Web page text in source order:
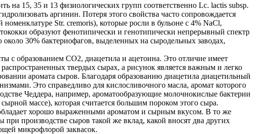
на 15, 35 и 13 физиологических групп соответственно Lc. lactis subsp.
аргинин. Потеря этого свойства часто сопровождается
Str. cremoris), которые росли в бульоне с 4% NaCl,
образуют фенотипически и генотипически непрерывный спектр
30% бактериофагов, выделенных на сыродельных заводах,
с образованием CO2, диацетила и ацетоина. Это отличие имеет
твердых сырах, а рисунок является важным и легко
аромата сыров. Благодаря образованию диацетила диацетильный
Это справедливо для кислосливочного масла, аромат которого
Чеддера, например, ароматообразующие молочнокислые бактерии
массе), которая считается большим пороком этого сыра.
хорошо выраженными ароматом и сырным вкусом. В то же
производстве сыров такой же вклад, какой вносят два других
микрофлорой заквасок.